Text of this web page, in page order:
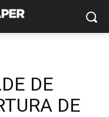
DE
DE